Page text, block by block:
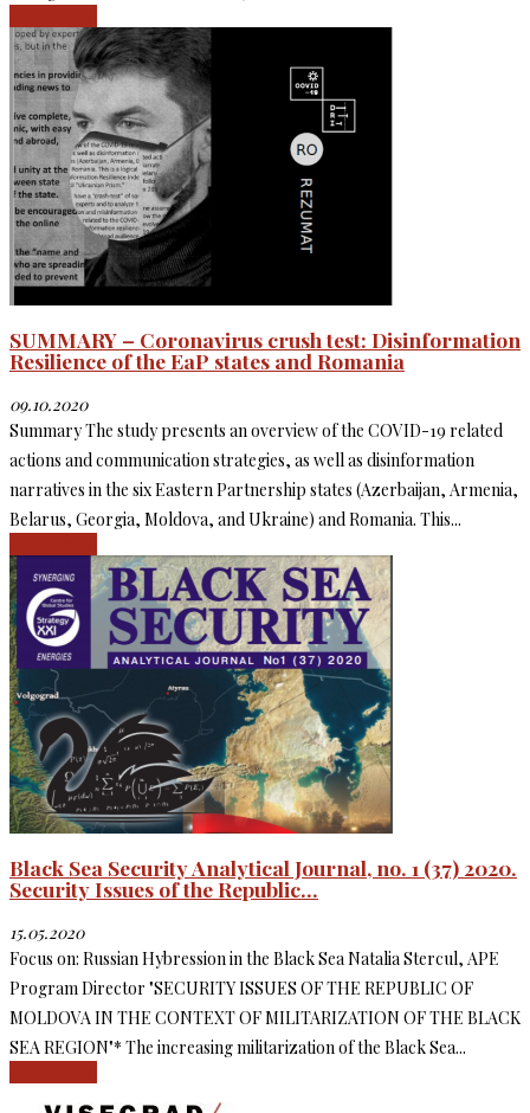
SUMMARY – Coronavirus crush test: Disinformation
Resilience of the EaP states and Romania
09.10.2020
Summary The study presents an overview of the COVID-19 related
actions and communication strategies, as well as disinformation
narratives in the six Eastern Partnership states (Azerbaijan, Armenia,
Belarus, Georgia, Moldova, and Ukraine) and Romania. This...
Black Sea Security Analytical Journal, no. 1 (37) 2020.
Security Issues of the Republic...
15.05.2020
Focus on: Russian Hybression in the Black Sea Natalia Stercul, APE
Program Director "SECURITY ISSUES OF THE REPUBLIC OF
MOLDOVA IN THE CONTEXT OF MILITARIZATION OF THE BLACK
SEA REGION"* The increasing militarization of the Black Sea...